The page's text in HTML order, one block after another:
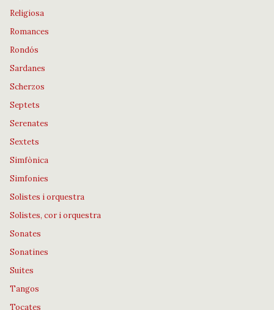
Religiosa
Romances
Rondós
Sardanes
Scherzos
Septets
Serenates
Sextets
Simfònica
Simfonies
Solistes i orquestra
Solistes, cor i orquestra
Sonates
Sonatines
Suites
Tangos
Tocates